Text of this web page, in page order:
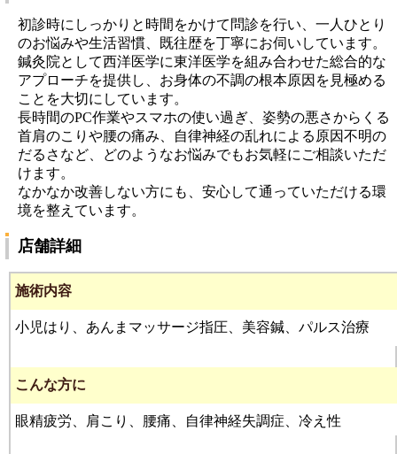
初診時にしっかりと時間をかけて問診を行い、一人ひとり
のお悩みや生活習慣、既往歴を丁寧にお伺いしています。
鍼灸院として西洋医学に東洋医学を組み合わせた総合的な
アプローチを提供し、お身体の不調の根本原因を見極める
ことを大切にしています。
長時間のPC作業やスマホの使い過ぎ、姿勢の悪さからくる
首肩のこりや腰の痛み、自律神経の乱れによる原因不明の
だるさなど、どのようなお悩みでもお気軽にご相談いただ
けます。
なかなか改善しない方にも、安心して通っていただける環
境を整えています。
店舗詳細
施術内容
小児はり、あんまマッサージ指圧、美容鍼、パルス治療
こんな方に
眼精疲労、肩こり、腰痛、自律神経失調症、冷え性